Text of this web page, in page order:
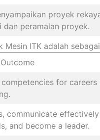
proyek
peramalan proyek.
Mesin ITK adalah
for careers
communicate
and become a leader.